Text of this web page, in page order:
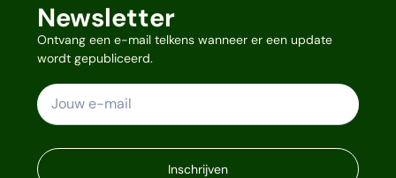
Newsletter
Ontvang een e-mail telkens wanneer er een update
wordt gepubliceerd.
Inschrijven